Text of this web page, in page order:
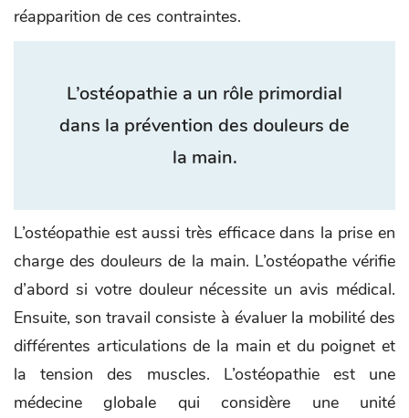
réapparition de ces contraintes.
L’ostéopathie a un rôle primordial
dans la prévention des douleurs de
la main.
L’ostéopathie est aussi très efficace dans la prise en
charge des douleurs de la main. L’ostéopathe vérifie
d’abord si votre douleur nécessite un avis médical.
Ensuite, son travail consiste à évaluer la mobilité des
différentes articulations de la main et du poignet et
la tension des muscles. L’ostéopathie est une
médecine globale qui considère une unité